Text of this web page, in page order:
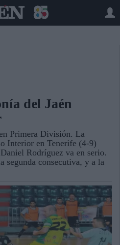
del Jaén
Primera División. La
Interior en Tenerife (4-9)
Rodríguez va en serio.
segunda consecutiva, y a la